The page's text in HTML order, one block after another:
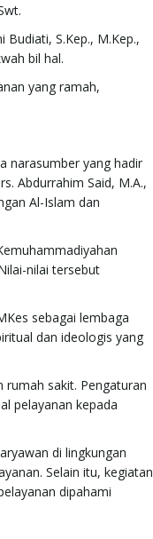
Budiati, S.Kep., M.Kep.,
bil hal.
yang ramah,
narasumber yang hadir
Abdurrahim Said, M.A.,
Al-Islam dan
nilai tersebut
sebagai lembaga
dan ideologis yang
rumah sakit. Pengaturan
pelayanan kepada
di lingkungan
Selain itu, kegiatan
dipahami